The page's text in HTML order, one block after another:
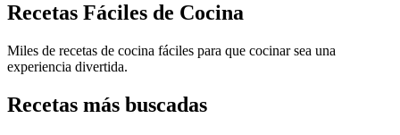
Recetas Fáciles de Cocina
Miles de recetas de cocina fáciles para que cocinar sea una
experiencia divertida.
Recetas más buscadas